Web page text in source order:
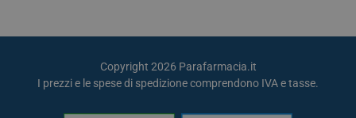
Copyright 2026 Parafarmacia.it
I prezzi e le spese di spedizione comprendono IVA e tasse.